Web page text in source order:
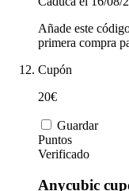
Añade este
primera compra
Cupón
20€
Guardar
Puntos
Verificado
Anycubic